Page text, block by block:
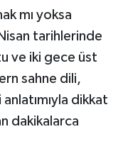
mı yoksa
tarihlerinde
ve iki gece üst
sahne dili,
dikkat
dakikalarca